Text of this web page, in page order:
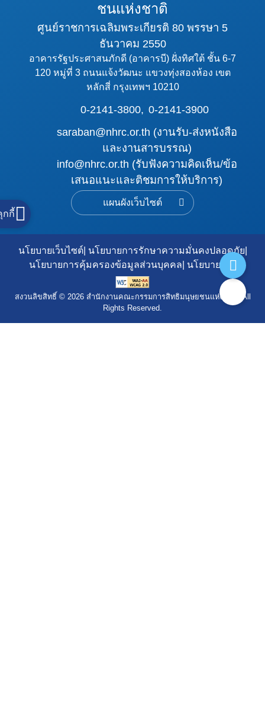
ชนแห่งชาติ
ศูนย์ราชการเฉลิมพระเกียรติ 80 พรรษา 5
ธันวาคม 2550
อาคารรัฐประศาสนภักดี (อาคารบี) ฝั่งทิศใต้ ชั้น 6-7
120 หมู่ที่ 3 ถนนแจ้งวัฒนะ แขวงทุ่งสองห้อง เขต
หลักสี่ กรุงเทพฯ 10210
0-2141-3800, 0-2141-3900
saraban@nhrc.or.th (งานรับ-ส่งหนังสือ
และงานสารบรรณ)
info@nhrc.or.th (รับฟังความคิดเห็น/ข้อ
เสนอแนะและติชมการให้บริการ)
แผนผังเว็บไซต์
นโยบายเว็บไซต์ นโยบายการรักษาความมั่นคงปลอดภัย
นโยบายการคุ้มครองข้อมูลส่วนบุคคล นโยบายคุกกี้
สงวนลิขสิทธิ์ © 2026 สำนักงานคณะกรรมการสิทธิมนุษยชนแห่งชาติ. All
Rights Reserved.
กกี้